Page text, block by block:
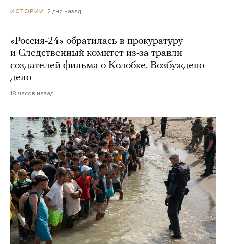
ИСТОРИИ 2 дня назад
«Россия-24» обратилась в прокуратуру
и Следственный комитет из-за травли
создателей фильма о Колобке. Возбуждено
дело
18 часов назад